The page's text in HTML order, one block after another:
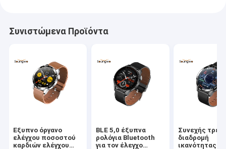
Συνιστώμενα Προϊόντα
Έξυπνο όργανο
ελέγχου ποσοστού
καρδιών ελέγχου
BLE 5,0 έξυπνα
ρολόγια Bluetooth
για τον έλεγχο
Συνεχής
διαδρομή
ικανότητας